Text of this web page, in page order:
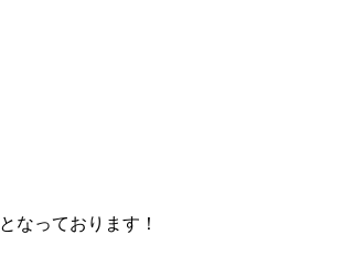
となっております！